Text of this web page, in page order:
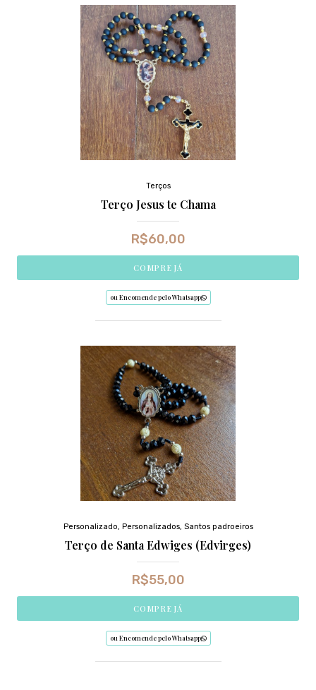
Terços
Terço Jesus te Chama
R$60,00
COMPRE JÁ
ou Encomende pelo Whatsapp
Personalizado, Personalizados, Santos padroeiros
Terço de Santa Edwiges (Edvirges)
R$55,00
COMPRE JÁ
ou Encomende pelo Whatsapp